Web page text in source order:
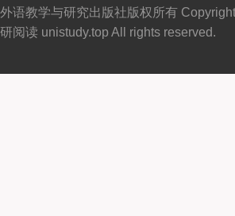
外语教学与研究出版社版权所有
研阅读 unistudy.top All rights reserved.